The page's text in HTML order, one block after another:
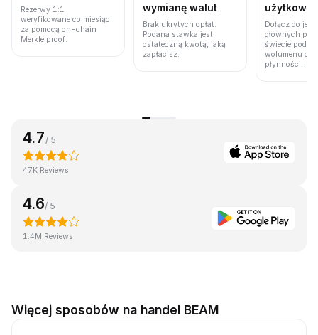
Rezerwy 1:1
weryfikowane co miesiąc
za pomocą on-chain
Merkle proof.
wymianę walut
Brak ukrytych opłat.
Podana stawka jest
ostateczną kwotą, jaką
zapłacisz.
Dołącz do
głównych
świecie pod
wolumenu
płynności.
4.7 / 5
47K Reviews
4.6/ 5
1.4M Reviews
Więcej sposobów na handel BEAM